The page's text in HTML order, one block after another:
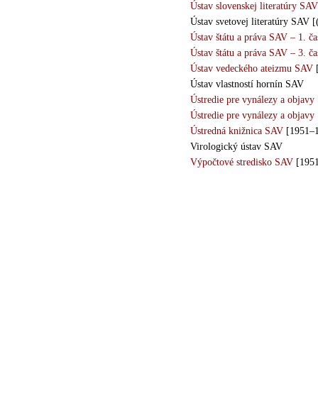
Ústav slovenskej literatúry SAV
Ústav svetovej literatúry SAV
Ústav štátu a práva SAV – 1.
Ústav štátu a práva SAV – 3.
Ústav vedeckého ateizmu SAV
Ústav vlastností hornín SAV
Ústredie pre vynálezy a
Ústredie pre vynálezy a
Ústredná knižnica SAV
Virologický ústav SAV
Výpočtové stredisko SAV